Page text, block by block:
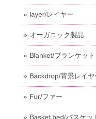
layer/レイヤー
オーガニック製品
Blanket/ブランケット
Backdrop/背景レイヤ
Fur/ファー
Basket,bed/バスケッ